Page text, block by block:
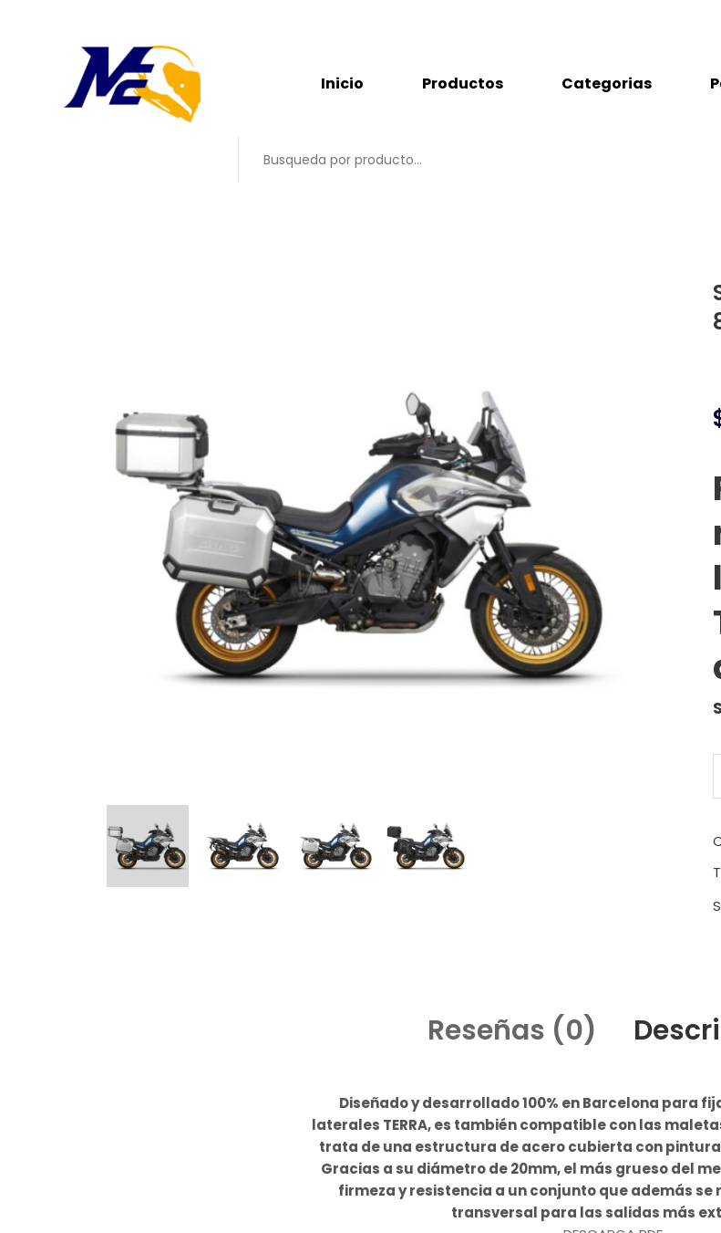
Inicio Productos Categorias
Reseñas (0)
Diseñado y desarrollado 100% en Barcelona para
laterales TERRA, es también compatible con las
trata de una estructura de acero cubierta con
Gracias a su diámetro de 20mm, el más grueso del
firmeza y resistencia a un conjunto que además
transversal para las salidas más